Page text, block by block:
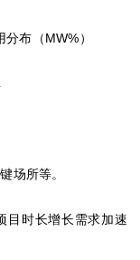
布（MW%）
场所等。
目时长增长需求加速